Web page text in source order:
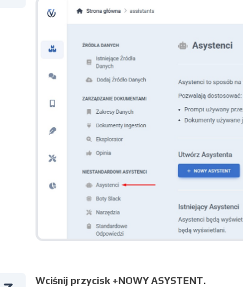
Wciśnij przycisk +NOWY ASYSTENT.